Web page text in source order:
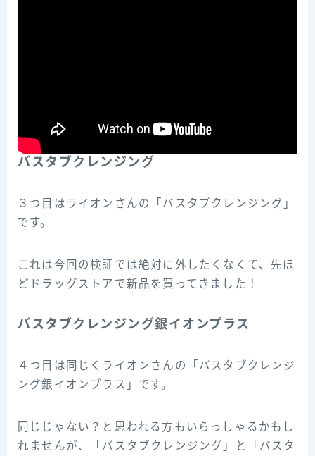
バスタブクレンジング
３つ目はライオンさんの「バスタブクレンジング」
です。
これは今回の検証では絶対に外したくなくて、先ほ
どドラッグストアで新品を買ってきました！
バスタブクレンジング銀イオンプラス
４つ目は同じくライオンさんの「バスタブクレンジ
ング銀イオンプラス」です。
同じじゃない？と思われる方もいらっしゃるかもし
れませんが、「バスタブクレンジング」と「バスタ